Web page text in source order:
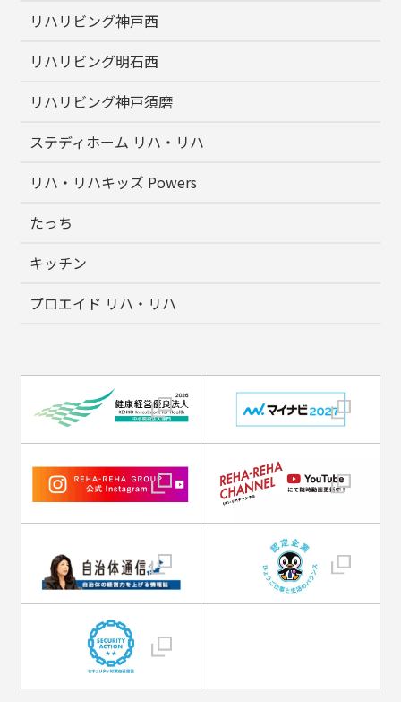
リハリビング神戸西
リハリビング明石西
リハリビング神戸須磨
ステディホーム リハ・リハ
リハ・リハキッズ Powers
たっち
キッチン
プロエイド リハ・リハ